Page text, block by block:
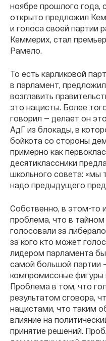
ноябре прошлого года,
открыто предложил
и голоса своей партии
Кеммерих, стал
Рамело.
То есть карликовой
в парламент,
возглавить
это нацисты. Более
говорил — делает он
АдГ из блокады, в
бойкота со стороны
примерно как
десятиклассники
школьного совета: «мы
надо предыдущего
Собственно, в этом-то
проблема, что в
голосовали за
за кого кто может
лидером парламента
самой большой партии
компромиссные фигуры
Проблема в том, что
результатом сговора,
нацистами, что таким
влияние на
принятие решений.